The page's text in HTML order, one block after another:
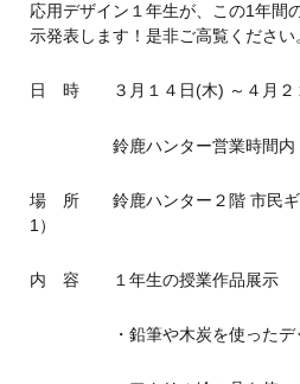
応用デザイン１年生が、この1年間
示発表します！是非ご高覧ください
日 時 ３月１４日(木) ～４月２
鈴鹿ハンター営業時間内
場 所 鈴鹿ハンター２階 市民ギ
1）
内 容 １年生の授業作品展示
・鉛筆や木炭を使ったデ